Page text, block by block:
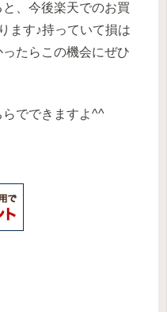
、今後楽天でのお買
ます♪持っていて損は
たらこの機会にぜひ
でできますよ^^